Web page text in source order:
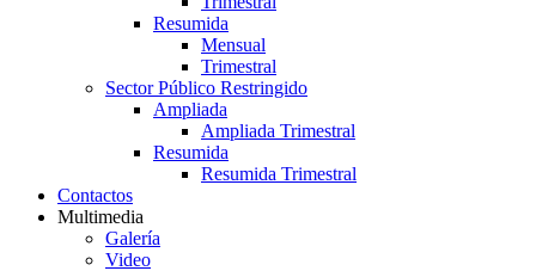
Resumida
Mensual
Trimestral
Sector Público Restringido
Ampliada
Ampliada Trimestral
Resumida
Resumida Trimestral
Contactos
Multimedia
Galería
Video